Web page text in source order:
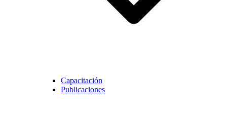
Capacitación
Publicaciones